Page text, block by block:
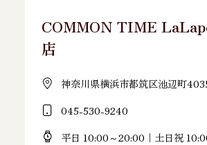
COMMON TIME
店
神奈川県横浜市都筑区池辺町
045-530-9240
平日 10:00～20:00｜土日祝